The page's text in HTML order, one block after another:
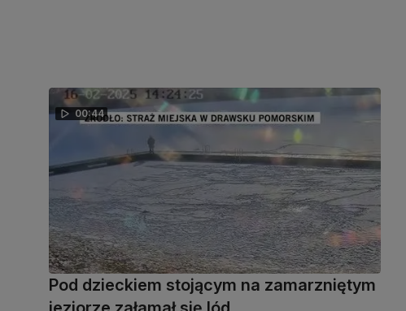
00:44
Pod dzieckiem stojącym na zamarzniętym